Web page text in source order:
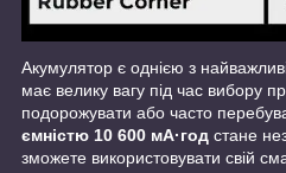
Акумулятор є однією з
має велику вагу під час вибору
подорожувати або часто
ємністю 10 600 мА·год стане
зможете використовувати свій